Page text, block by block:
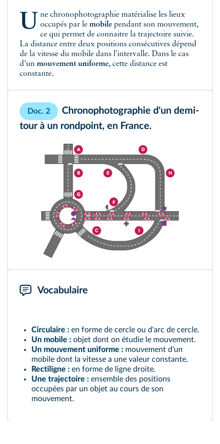
Une chronophotographie matérialise les lieux occupés par le mobilependant son mouvement,
ce qui permet de connaitre la trajectoire suivie.
La distance entre deux positions consécutives dépend
de la vitesse du mobile dans l'intervalle. Dans le cas
d'un mouvement uniforme, cette distance est
constante.
Doc. 2
Chronophotographie d'un demi-
tour à un rondpoint, en France.
Vocabulaire
Circulaire : en forme de cercle ou d'arc de cercle.
Un mobile : objet dont on étudie le mouvement.
Un mouvement uniforme : mouvement d'un
mobile dont la vitesse a une valeur constante.
Rectiligne : en forme de ligne droite.
Une trajectoire : ensemble des positions
occupées par un objet au cours de son
mouvement.